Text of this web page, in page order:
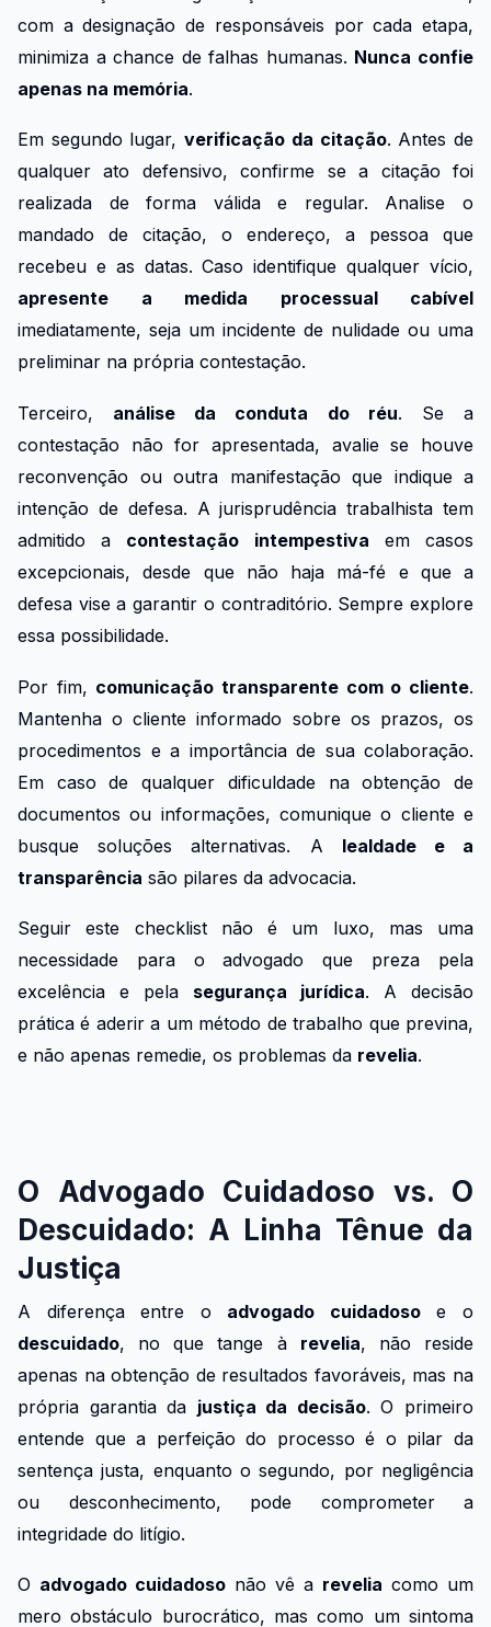
com a designação de responsáveis por cada etapa,
minimiza a chance de falhas humanas. Nunca confie
apenas na memória.
Em segundo lugar,verificação da citação. Antes de
qualquer ato defensivo, confirme se a citação foi
realizada de forma válida e regular. Analise o
mandado de citação, o endereço, a pessoa que
recebeu e as datas. Caso identifique qualquer vício,
apresente a medida processual cabível
imediatamente, seja um incidente de nulidade ou uma
preliminar na própria contestação.
Terceiro, análise da conduta do réu. Se a
contestação não for apresentada, avalie se houve
reconvenção ou outra manifestação que indique a
intenção de defesa. A jurisprudência trabalhista tem
admitido a contestação intempestiva em casos
excepcionais, desde que não haja má-fé e que a
defesa vise a garantir o contraditório. Sempre explore
essa possibilidade.
Por fim, comunicação transparente com o cliente.
Mantenha o cliente informado sobre os prazos, os
procedimentos e a importância de sua colaboração.
Em caso de qualquer dificuldade na obtenção de
documentos ou informações, comunique o cliente e
busque soluções alternativas. A lealdade e a
transparência são pilares da advocacia.
Seguir este checklist não é um luxo, mas uma
necessidade para o advogado que preza pela
excelência e pela segurança jurídica. A decisão
prática é aderir a um método de trabalho que previna,
e não apenas remedie, os problemas da revelia.
O Advogado Cuidadoso vs. O
Descuidado: A Linha Tênue da
Justiça
A diferença entre o advogado cuidadosoe o
descuidado, no que tange à revelia, não reside
apenas na obtenção de resultados favoráveis, mas na
própria garantia da justiça da decisão. O primeiro
entende que a perfeição do processo é o pilar da
sentença justa, enquanto o segundo, por negligência
ou desconhecimento, pode comprometer a
integridade do litígio.
O advogado cuidadoso não vê a revelia como um
mero obstáculo burocrático, mas como um sintoma